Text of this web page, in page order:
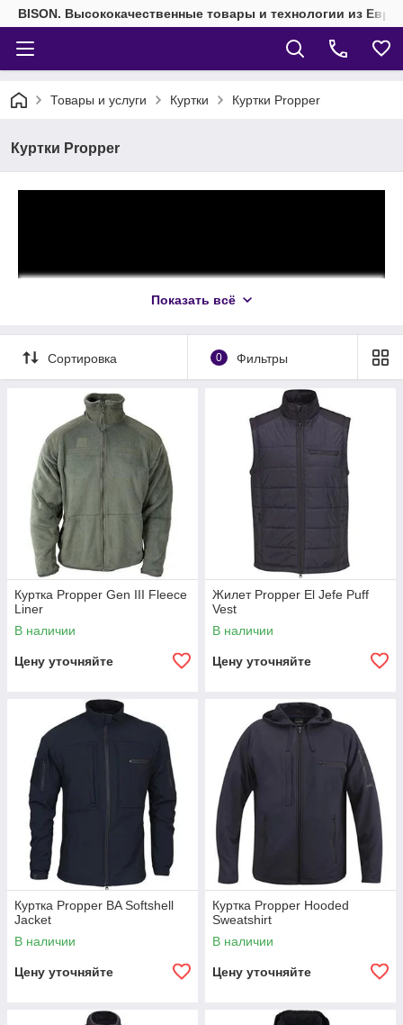
BISON. Высококачественные товары и технологии из
Товары и услуги Куртки Куртки Propper
Куртки Propper
Показать всё
Сортировка 0 Фильтры
Куртка Propper Gen III Fleece
Liner
В наличии
Цену уточняйте
Жилет Propper El Jefe Puff
Vest
В наличии
Цену уточняйте
Куртка Propper BA Softshell
Jacket
В наличии
Цену уточняйте
Куртка Propper Hooded
Sweatshirt
В наличии
Цену уточняйте